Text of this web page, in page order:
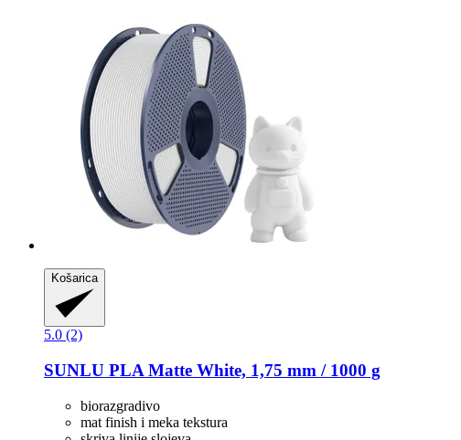
Košarica
5.0 (2)
SUNLU PLA Matte White, 1,75 mm / 1000 g
biorazgradivo
mat finish i meka tekstura